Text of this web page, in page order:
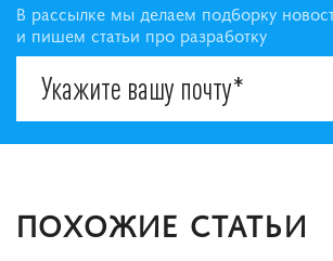
В рассылке мы делаем подборку
и пишем статьи про разработку
ПОХОЖИЕ СТАТЬИ